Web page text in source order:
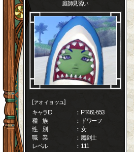
庭師見習い
[ァォィョッュ]
キャラID
： PT461-553
種 族
： ドワーフ
性 別
： 女
職 業
： 魔剣士
レベル
： 111